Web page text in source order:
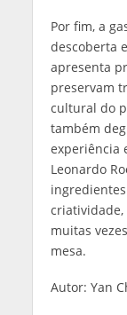
Por fim, a
descoberta
apresenta
preservam
cultural do
também
experiência
Leonardo
muitas
mesa.
Autor: Yan